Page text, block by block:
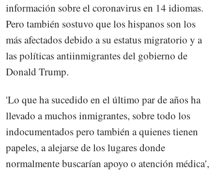
información sobre el coronavirus en 14 idiomas.
Pero también sostuvo que los hispanos son los
más afectados debido a su estatus migratorio y a
las políticas antiinmigrantes del gobierno de
Donald Trump.
'Lo que ha sucedido en el último par de años ha
llevado a muchos inmigrantes, sobre todo los
indocumentados pero también a quienes tienen
papeles, a alejarse de los lugares donde
normalmente buscarían apoyo o atención médica',